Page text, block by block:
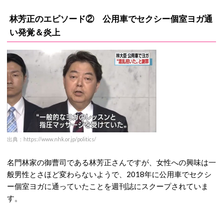
林芳正のエピソード② 公用車でセクシー個室ヨガ通
い発覚＆炎上
出典：https://www.nhk.or.jp/politics/
名門林家の御曹司である林芳正さんですが、女性への興味は一
般男性とさほど変わらないようで、2018年に公用車でセクシ
ー個室ヨガに通っていたことを週刊誌にスクープされていま
す。